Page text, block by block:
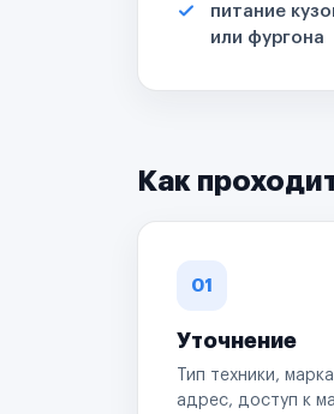
питание
или фургона
Как
01
Уточнение
Тип техники,
адрес, доступ к